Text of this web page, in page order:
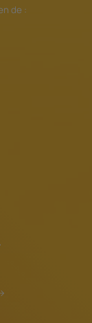
de :